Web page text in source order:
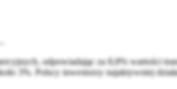
odpowiadając za 8,8% wartości
3%. Polscy inwestorzy najaktywniej